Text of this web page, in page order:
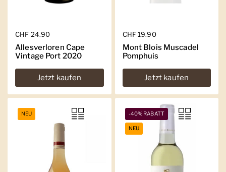
Regulärer Preis
CHF 24.90
Allesverloren Cape
Vintage Port 2020
Jetzt kaufen
Regulärer Preis
CHF 19.90
Mont Blois Muscadel
Pomphuis
Jetzt kaufen
NEU -40% RABATT
NEU